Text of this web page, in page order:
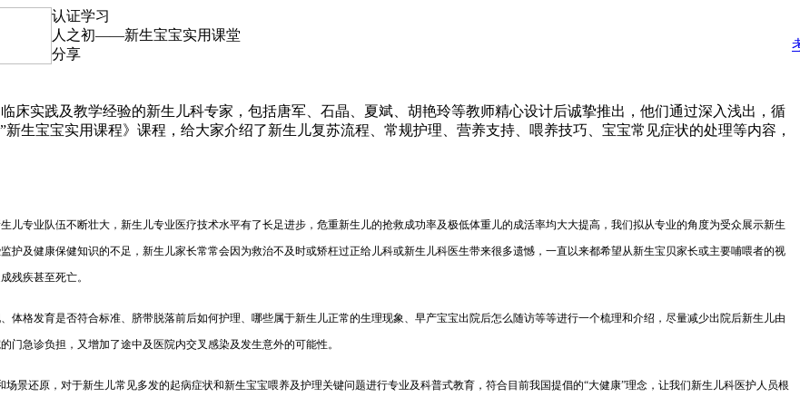
认证学习
人之初——新生宝宝实用课堂
分享
床实践及教学经验的新生儿科专家，包括唐军、石晶、夏斌、胡艳玲等教师精心设计后诚挚推出，他们通过深入浅出，循
生宝宝实用课程》课程，给大家介绍了新生儿复苏流程、常规护理、营养支持、喂养技巧、宝宝常见症状的处理等内容，
专业队伍不断壮大，新生儿专业医疗技术水平有了长足进步，危重新生儿的抢救成功率及极低体重儿的成活率均大大提高，我们拟从专业的角度为受众展示新生
护及健康保健知识的不足，新生儿家长常常会因为救治不及时或矫枉过正给儿科或新生儿科医生带来很多遗憾，一直以来都希望从新生宝贝家长或主要哺喂者的视
残疾甚至死亡。
格发育是否符合标准、脐带脱落前后如何护理、哪些属于新生儿正常的生理现象、早产宝宝出院后怎么随访等等进行一个梳理和介绍，尽量减少出院后新生儿由
急诊负担，又增加了途中及医院内交叉感染及发生意外的可能性。
景还原，对于新生儿常见多发的起病症状和新生宝宝喂养及护理关键问题进行专业及科普式教育，符合目前我国提倡的“大健康”理念， 让我们新生儿科医护人员根